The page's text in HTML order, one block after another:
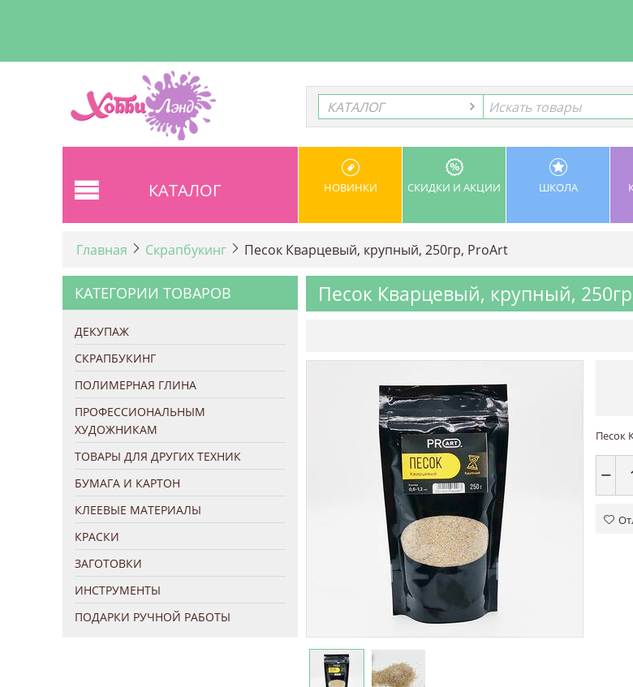
КАТАЛОГ
КАТАЛОГ
КАТАЛОГ НОВИНКИ СКИДКИ И АКЦИИ ШКОЛА
Главная Скрапбукинг Песок Кварцевый, крупный, 250гр, ProArt
КАТЕГОРИИ ТОВАРОВ
ДЕКУПАЖ
СКРАПБУКИНГ
ПОЛИМЕРНАЯ ГЛИНА
ПРОФЕССИОНАЛЬНЫМ
ХУДОЖНИКАМ
ТОВАРЫ ДЛЯ ДРУГИХ ТЕХНИК
БУМАГА И КАРТОН
КЛЕЕВЫЕ МАТЕРИАЛЫ
КРАСКИ
ЗАГОТОВКИ
ИНСТРУМЕНТЫ
ПОДАРКИ РУЧНОЙ РАБОТЫ
Песок Кварцевый, крупный,
Песок
−